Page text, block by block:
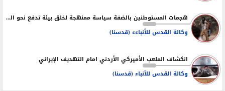
هجمات المستوطنين بالضفة سياسة ممنهجة لخلق بيئة تدفع نحو التهجير
وكالة القدس للأنباءء (قدسنا)
انكشاف الملعب الأميركي الأردني امام التهديف الإيراني
وكالة القدس للأنباء (قدسنا)